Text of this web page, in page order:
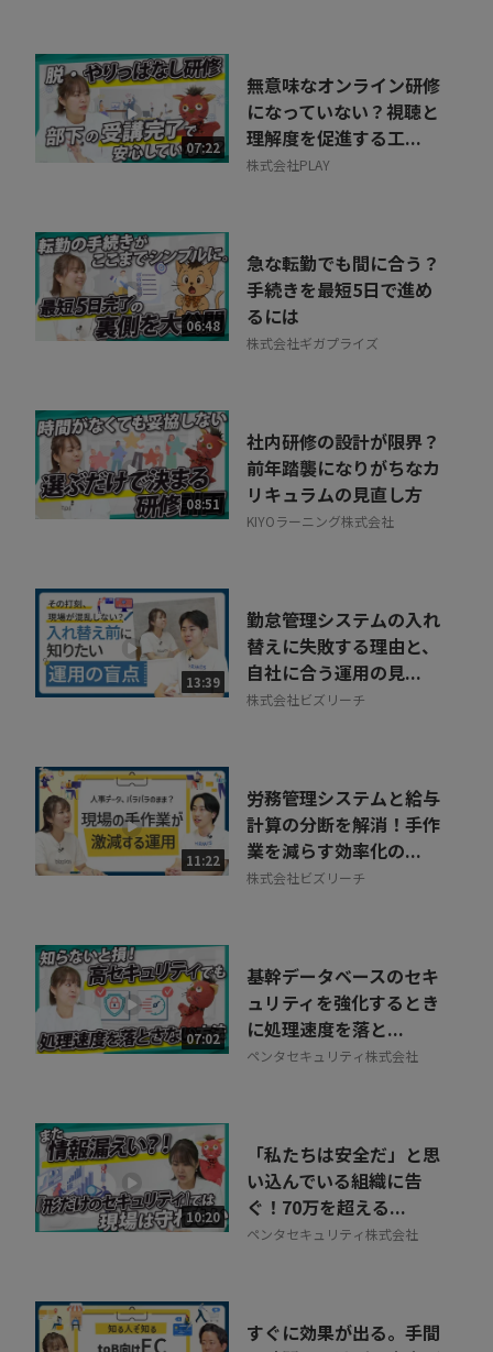
ンのとって、ヒントにしていただける内容が詰まった仕上がりか
と思います。
是非、「禅語」を知る機会として、ご自身にとってのビジネスを
振り返る機会としてもご視聴ください。
理的安全性」を、リーダーに「心理的柔軟性」を
前編では、経営層・マネジメントラインの皆様が日ごろ抱える課
題解決のヒントが学べます。
07:22
無意味なオンライン研修
になっていない？視聴と
理解度を促進する工...
株式会社PLAY
06:48
急な転勤でも間に合う？
手続きを最短5日で進め
るには
株式会社ギガプライズ
08:51
社内研修の設計が限界？
前年踏襲になりがちなカ
リキュラムの見直し方
KIYOラーニング株式会社
13:39
勤怠管理システムの入れ
替えに失敗する理由と、
自社に合う運用の見...
株式会社ビズリーチ
11:22
労務管理システムと給与
計算の分断を解消！手作
業を減らす効率化の...
株式会社ビズリーチ
07:02
基幹データベースのセキ
ュリティを強化するとき
に処理速度を落と...
ペンタセキュリティ株式会社
10:20
「私たちは安全だ」と思
い込んでいる組織に告
ぐ！70万を超える...
ペンタセキュリティ株式会社
すぐに効果が出る。手間